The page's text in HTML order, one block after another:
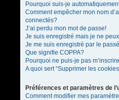
Pourquoi suis-je
Comment empêcher mon nom
connectés?
J’ai perdu mon mot de passe!
Je suis enregistré mais je ne
Je me suis enregistré par le
Que signifie COPPA?
Pourquoi ne puis-je pas
A quoi sert “Supprimer les
Préférences et paramètres de
Comment modifier mes